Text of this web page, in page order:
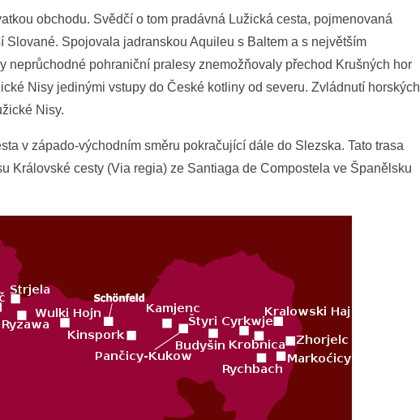
obchodu. Svědčí o tom pradávná Lužická cesta, pojmenovaná
Spojovala jadranskou Aquileu s Baltem a s největším
neprůchodné pohraniční pralesy znemožňovaly přechod Krušných hor
Nisy jedinými vstupy do České kotliny od severu. Zvládnutí horských
Nisy.
v západo-východním směru pokračující dále do Slezska. Tato trasa
Královské cesty (Via regia) ze Santiaga de Compostela ve Španělsku